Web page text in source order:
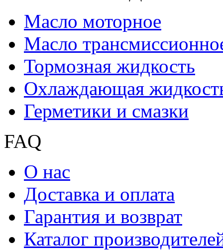
Масло моторное
Масло
Тормозная жидкость
Охлаждающая
Герметики и смазки
FAQ
О нас
Доставка и оплата
Гарантия и возврат
Каталог